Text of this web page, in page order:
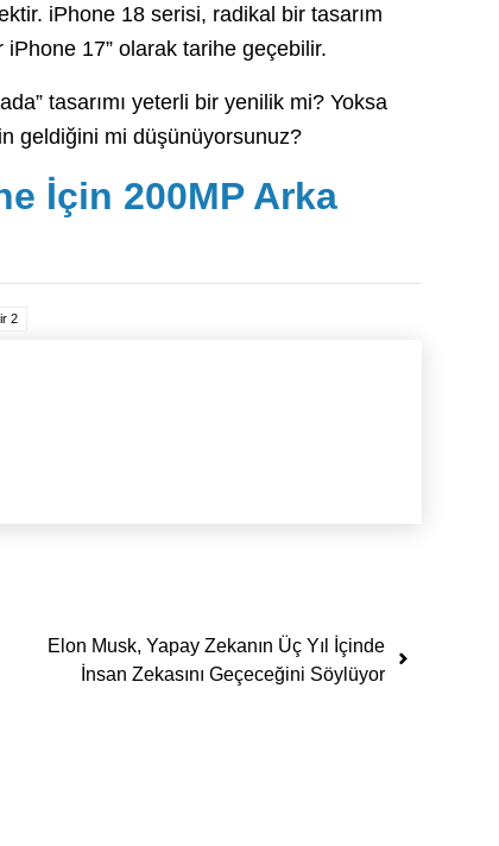
iPhone 18 serisi, radikal bir tasarım
17” olarak tarihe geçebilir.
tasarımı yeterli bir yenilik mi? Yoksa
geldiğini mi düşünüyorsunuz?
İçin 200MP Arka
2
Elon Musk, Yapay Zekanın Üç Yıl İçinde
İnsan Zekasını Geçeceğini Söylüyor